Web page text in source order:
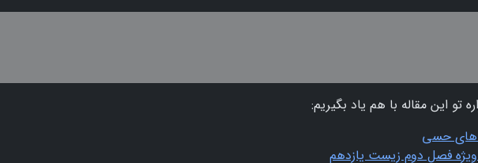
تو این مقاله با هم یاد بگیریم:
های حسی
فصل دوم زیست یازدهم